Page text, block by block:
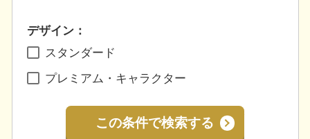
デザイン：
スタンダード
プレミアム・キャラクター
この条件で検索する